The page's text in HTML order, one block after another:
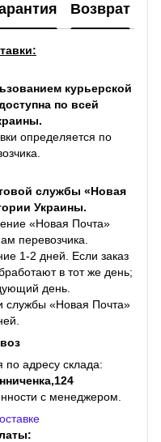
Возврат
курьерской
по всей
определяется по
службы «Новая
Украины.
«Новая Почта»
перевозчика.
1-2 дней. Если заказ
в тот же день;
день.
службы «Новая Почта»
по адресу склада:
с менеджером.